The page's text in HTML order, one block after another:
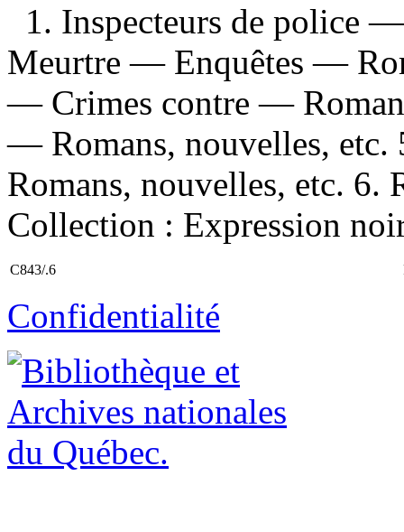
1. Inspecteurs de police
Meurtre — Enquêtes —
— Crimes contre —
— Romans, nouvelles,
Romans, nouvelles, etc.
Collection : Expression
C843/.6
Confidentialité